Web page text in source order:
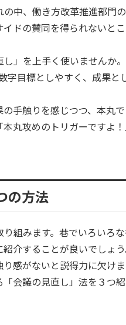
中、働き方改革推進部門
ドの賛同を得られないとこ
」を上手く使いませんか。
目標としやすく、成果と
手触りを感じつつ、本丸
丸攻めのトリガーですよ！
の方法
組みます。巷でいろいろ
介することが良いでしょ
感がないと説得力に欠けま
会議の見直し」法を３つ